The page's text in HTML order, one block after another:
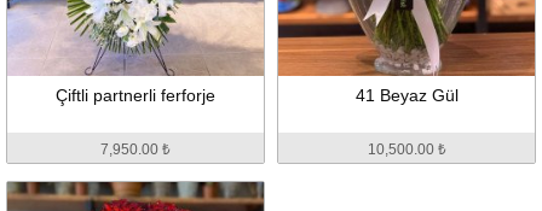
Çiftli partnerli ferforje
7,950.00 ₺
41 Beyaz Gül
10,500.00 ₺